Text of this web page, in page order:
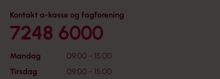
Kontakt a-kasse og fagforening
7248 6000
Mandag
09:00 - 15:00
Tirsdag
09:00 - 15:00